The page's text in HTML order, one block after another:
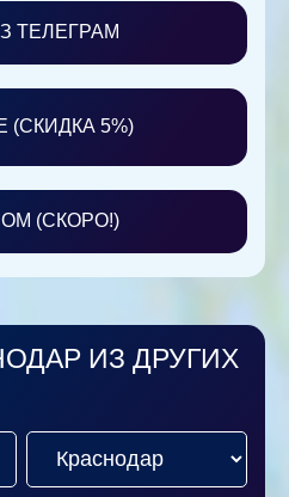
ТЕЛЕГРАМ
5%)
(СКОРО!)
ИЗ ДРУГИХ